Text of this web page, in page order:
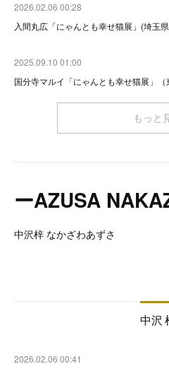
2026.02.06 00:28
入間丸広「にゃんとも幸せ猫展」(埼玉
2025.09.10 01:00
国分寺マルイ「にゃんとも幸せ猫展」（
もっと
ーAZUSA
中沢梓 なかざわあずさ
中沢
2026.02.06 00:41